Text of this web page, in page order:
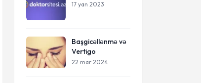
17 yan 2023
Başgicəllənmə və
Vertigo
22 mar 2024